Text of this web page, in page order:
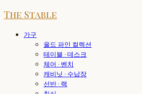
The Stable
가구
올드 파인 컬렉션
테이블 · 데스크
체어 · 벤치
캐비닛 · 수납장
선반 · 랙